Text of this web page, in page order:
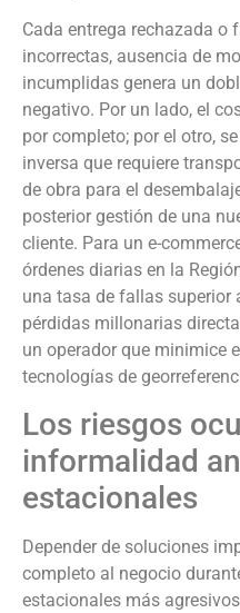
Cada entrega rechazada o
incorrectas, ausencia de
incumplidas genera un
negativo. Por un lado, el
por completo; por el otro,
inversa que requiere
de obra para el
posterior gestión de una
cliente. Para un e-
órdenes diarias en la
una tasa de fallas superior
pérdidas millonarias
un operador que minimice
tecnologías de
Los riesgos
informalidad
estacionales
Depender de soluciones
completo al negocio
estacionales más